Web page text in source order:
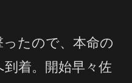
たので、本命の
着。開始早々佐